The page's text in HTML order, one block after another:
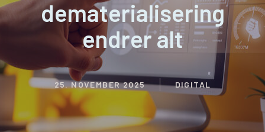
dematerialisering
endrer alt
25. NOVEMBER 2025 DIGITAL